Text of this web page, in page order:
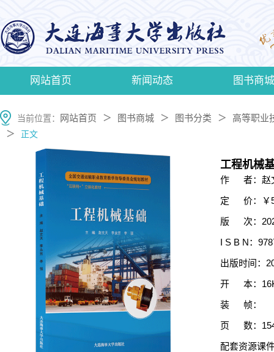
网站首页 新闻动态 图书商城
当前位置： 网站首页 ＞ 图书商城 ＞ 图书分类 ＞ 高等职业
＞ 正文
工程机械
作 者：赵
定 价：￥
版 次：
I S B N：
出版时间：
开 本：
装 帧：
页 数：
配套资源课